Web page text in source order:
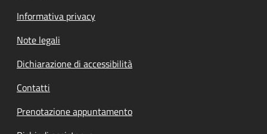
Informativa privacy
Note legali
Dichiarazione di accessibilità
Contatti
Prenotazione appuntamento